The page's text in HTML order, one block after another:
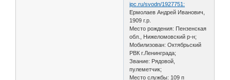
ipc.ru/svodn/1927751:
Ермолаев Андрей Иванович,
1909 г.р.
Место рождения: Пензенская
обл., Нижеломовский р-н;
Мобилизован: Октябрьский
РВК г.Ленинграда;
Звание: Рядовой,
пулеметчик;
Место службы: 109 п